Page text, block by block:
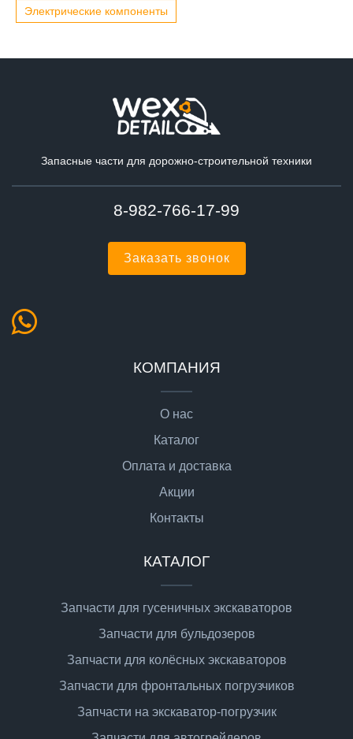
Электрические компоненты
Запасные части для дорожно-строительной техники
8-982-766-17-99
Заказать звонок
КОМПАНИЯ
О нас
Каталог
Оплата и доставка
Акции
Контакты
КАТАЛОГ
Запчасти для гусеничных экскаваторов
Запчасти для бульдозеров
Запчасти для колёсных экскаваторов
Запчасти для фронтальных погрузчиков
Запчасти на экскаватор-погрузчик